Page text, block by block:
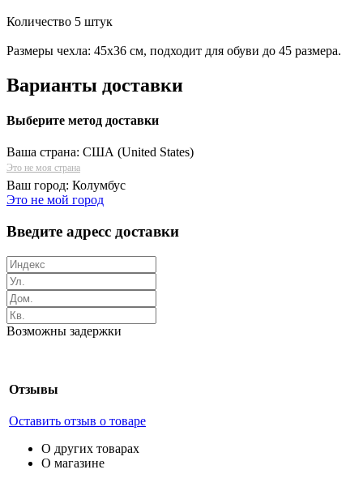
Количество 5 штук
Размеры чехла: 45х36 см, подходит для обуви до 45 размера.
Варианты доставки
Выберите метод доставки
Ваша страна: США (United States)
Это не моя страна
Ваш город: Колумбус
Это не мой город
Введите адресс доставки
Возможны задержки
Отзывы
Оставить отзыв о товаре
О других товарах
О магазине